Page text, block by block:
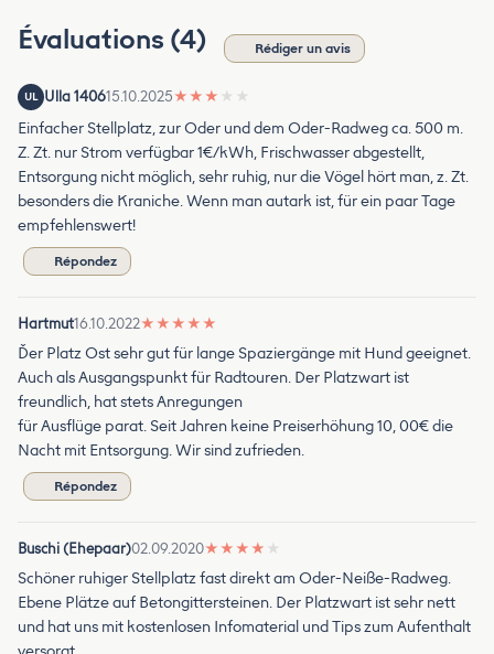
Évaluations (4) Rédiger un avis
UL Ulla 140615.10.2025★ ★ ★ ★ ★
Einfacher Stellplatz, zur Oder und dem Oder-Radweg ca. 500 m.
Z. Zt. nur Strom verfügbar 1€/kWh, Frischwasser abgestellt,
Entsorgung nicht möglich, sehr ruhig, nur die Vögel hört man, z. Zt.
besonders die Kraniche. Wenn man autark ist, für ein paar Tage
empfehlenswert!
Répondez
Hartmut16.10.2022★ ★ ★ ★ ★
Ďer Platz Ost sehr gut für lange Spaziergänge mit Hund geeignet.
Auch als Ausgangspunkt für Radtouren. Der Platzwart ist
freundlich, hat stets Anregungen
für Ausflüge parat. Seit Jahren keine Preiserhöhung 10, 00€ die
Nacht mit Entsorgung. Wir sind zufrieden.
Répondez
Buschi (Ehepaar)02.09.2020★ ★ ★ ★ ★
Schöner ruhiger Stellplatz fast direkt am Oder-Neiße-Radweg.
Ebene Plätze auf Betongittersteinen. Der Platzwart ist sehr nett
und hat uns mit kostenlosen Infomaterial und Tips zum Aufenthalt